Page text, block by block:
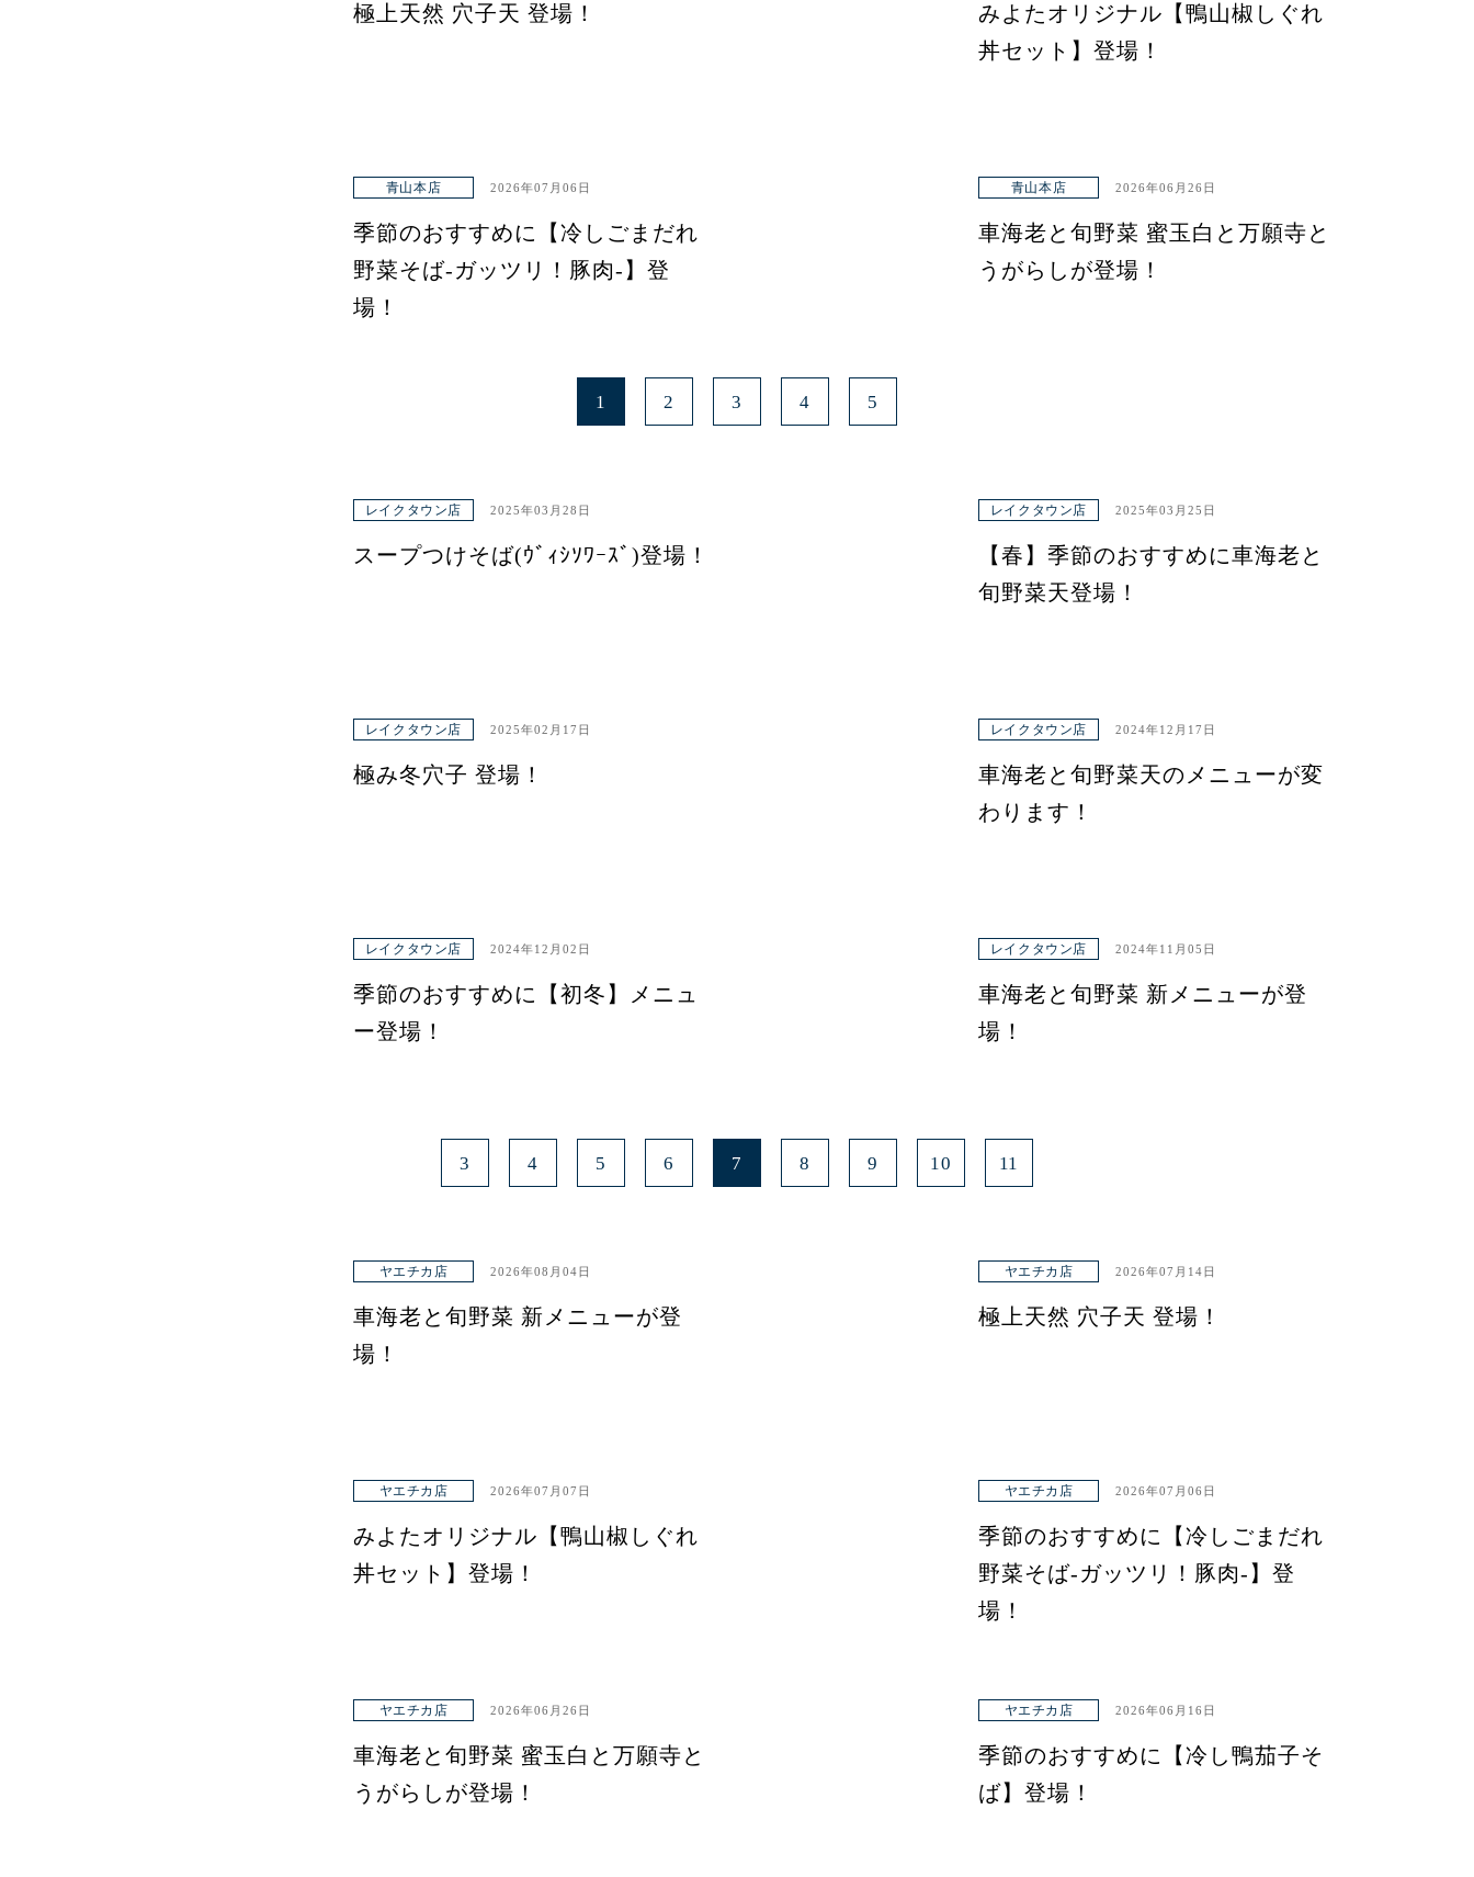
極上天然 穴子天 登場！
みよたオリジナル【鴨山椒しぐれ
丼セット】登場！
青山本店 2026年07月06日
季節のおすすめに【冷しごまだれ
野菜そば-ガッツリ！豚肉-】登
場！
青山本店 2026年06月26日
車海老と旬野菜 蜜玉白と万願寺と
うがらしが登場！
1 2 3 4 5
レイクタウン店 2025年03月28日
スープつけそば(ｳﾞｨｼｿﾜｰｽﾞ)登場！
レイクタウン店 2025年03月25日
【春】季節のおすすめに車海老と
旬野菜天登場！
レイクタウン店 2025年02月17日
極み冬穴子 登場！
レイクタウン店 2024年12月17日
車海老と旬野菜天のメニューが変
わります！
レイクタウン店 2024年12月02日
季節のおすすめに【初冬】メニュ
ー登場！
レイクタウン店 2024年11月05日
車海老と旬野菜 新メニューが登
場！
3 4 5 6 7 8 9 10 11
ヤエチカ店 2026年08月04日
車海老と旬野菜 新メニューが登
場！
ヤエチカ店 2026年07月14日
極上天然 穴子天 登場！
ヤエチカ店 2026年07月07日
みよたオリジナル【鴨山椒しぐれ
丼セット】登場！
ヤエチカ店 2026年07月06日
季節のおすすめに【冷しごまだれ
野菜そば-ガッツリ！豚肉-】登
場！
ヤエチカ店 2026年06月26日
車海老と旬野菜 蜜玉白と万願寺と
うがらしが登場！
ヤエチカ店 2026年06月16日
季節のおすすめに【冷し鴨茄子そ
ば】登場！